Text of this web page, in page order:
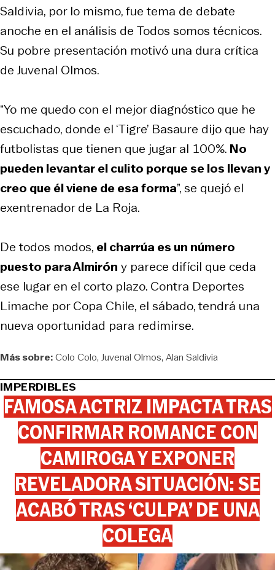
Saldivia, por lo mismo, fue tema de debate
anoche en el análisis de Todos somos técnicos.
Su pobre presentación motivó una dura crítica
de Juvenal Olmos.
“Yo me quedo con el mejor diagnóstico que he
escuchado, donde el ‘Tigre’ Basaure dijo que hay
futbolistas que tienen que jugar al 100%. No
pueden levantar el culito porque se los llevan y
creo que él viene de esa forma”, se quejó el
exentrenador de La Roja.
De todos modos, el charrúa es un número
puesto para Almirón y parece difícil que ceda
ese lugar en el corto plazo. Contra Deportes
Limache por Copa Chile, el sábado, tendrá una
nueva oportunidad para redimirse.
Más sobre:Colo Colo Juvenal Olmos Alan Saldivia
IMPERDIBLES
FAMOSA ACTRIZ IMPACTA TRAS
CONFIRMAR ROMANCE CON
CAMIROGA Y EXPONER
REVELADORA SITUACIÓN: SE
ACABÓ TRAS ‘CULPA’ DE UNA
COLEGA